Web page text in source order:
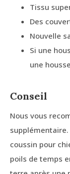
Tissu
Des
Nouvelle
Si une
une
Conseil
Nous vous
coussin pour
poils de temps